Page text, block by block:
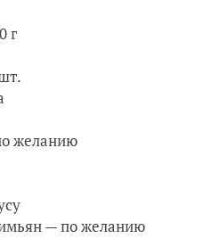
г
желанию
— по желанию